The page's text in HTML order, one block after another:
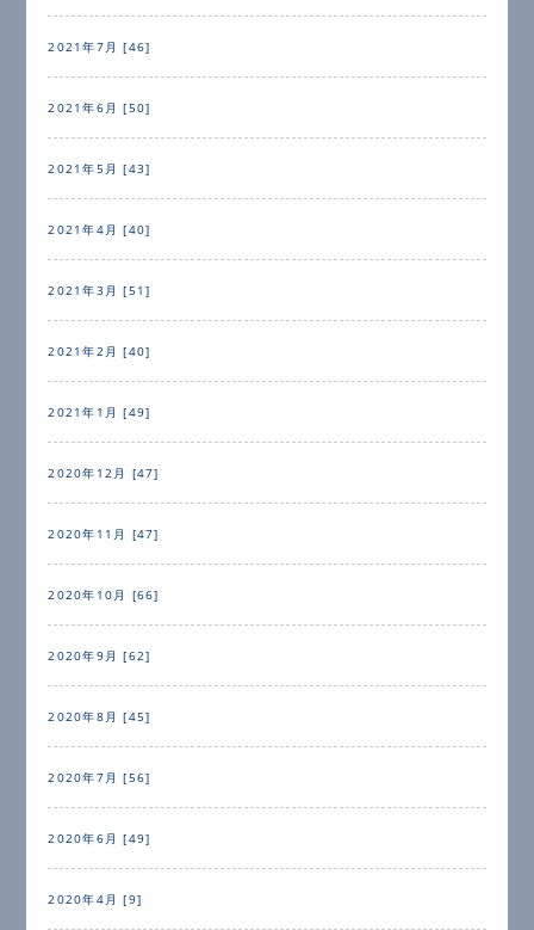
2021年7月 [46]
2021年6月 [50]
2021年5月 [43]
2021年4月 [40]
2021年3月 [51]
2021年2月 [40]
2021年1月 [49]
2020年12月 [47]
2020年11月 [47]
2020年10月 [66]
2020年9月 [62]
2020年8月 [45]
2020年7月 [56]
2020年6月 [49]
2020年4月 [9]